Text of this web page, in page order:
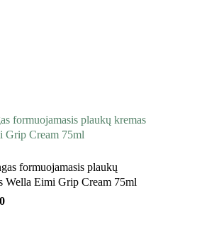
formuojamasis plaukų
Wella Eimi Grip Cream 75ml